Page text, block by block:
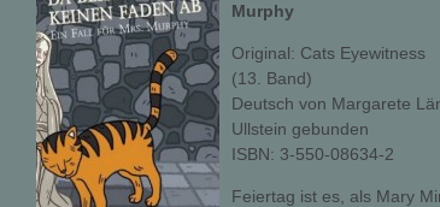
Murphy
Original: Cats Eyewitness
(13. Band)
Deutsch von Margarete
Ullstein gebunden
ISBN: 3-550-08634-2
Feiertag ist es, als Mary